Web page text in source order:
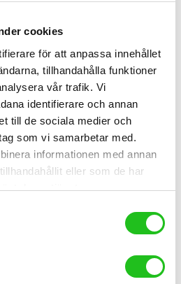
cookies
för att anpassa innehållet
tillhandahålla funktioner
vår trafik. Vi
identifierare och annan
till de sociala medier och
som vi samarbetar med.
informationen med annan
eller som de har
deras tjänster.